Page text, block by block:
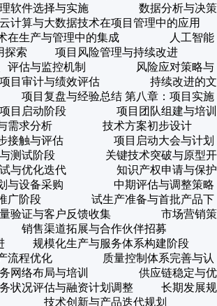
件选择与实施 数据分析与决策
大数据技术在项目管理中的应用
生产与管理中的集成 人工智能
探索 项目风险管理与持续改进
估与监控机制 风险应对策略与
审计与绩效评估 持续改进的文
复盘与经验总结 第八章：项目实施
目启动阶段 项目团队组建与培训
求分析 技术方案初步设计
触与评估 项目启动大会与计划
测试阶段 关键技术突破与原型开
优化迭代 知识产权申请与保护
设备采购 中期评估与调整策略
广阶段 试生产准备与首批产品下
证与客户反馈收集 市场营销策
售渠道拓展与合作伙伴招募
规模化生产与服务体系构建阶段
程优化 质量控制体系完善与认
络布局与培训 供应链稳定与优
评估与融资计划调整 长期发展规
段 技术创新与产品迭代规划